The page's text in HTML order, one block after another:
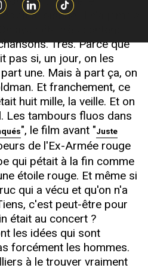
le disque. Il n'a jamais
Très. Parce que
pas si, un jour, on les
une. Mais à part ça, on
Et franchement, ce
huit mille, la veille. Et on
Les tambours fluos dans
", le film avant "Juste
de l'Ex-Armée rouge
qui pétait à la fin comme
étoile rouge. Et même si
qui a vécu et qu'on n'a
c'est peut-être pour
était au concert ?
les idées qui sont
forcément les hommes.
à le trouver vraiment